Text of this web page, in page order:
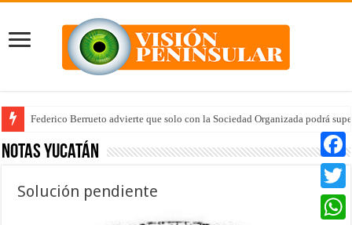
Federico Berrueto advierte que solo con la Sociedad Organizada podrá
Notas Yucatán
Solución pendiente Twitter